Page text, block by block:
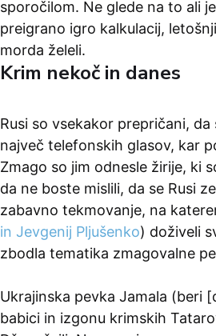
sporočilom. Ne glede na to ali
preigrano igro kalkulacij,
morda želeli.
Krim nekoč in danes
Rusi so vsekakor prepričani,
največ telefonskih glasov, kar
Zmago so jim odnesle žirije, ki
da ne boste mislili, da se Rusi
zabavno tekmovanje, na
in Jevgenij Pljušenko) doživeli
zbodla tematika zmagovalne
Ukrajinska pevka Jamala (beri
babici in izgonu krimskih